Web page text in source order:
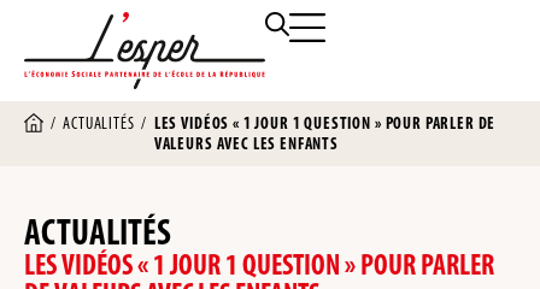
/ACTUALITÉS / LES VIDÉOS « 1 JOUR 1 QUESTION » POUR PARLER DE
VALEURS AVEC LES ENFANTS
ACTUALITÉS
LES VIDÉOS « 1 JOUR 1 QUESTION » POUR PARLER